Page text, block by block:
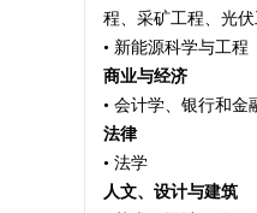
程、采矿工程、光
• 新能源科学与工程
商业与经济
• 会计学、银行和
法律
• 法学
人文、设计与建筑